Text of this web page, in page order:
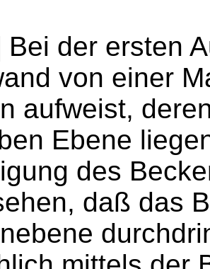
Bei der ersten
von einer
aufweist,
Ebene
des
daß das